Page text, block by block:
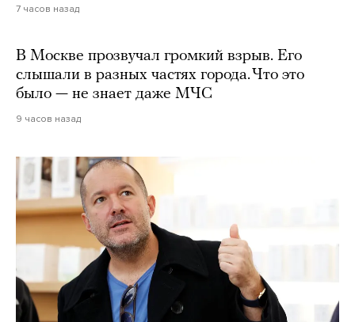
7 часов назад
В Москве прозвучал громкий взрыв. Его
слышали в разных частях города. Что это
было — не знает даже МЧС
9 часов назад